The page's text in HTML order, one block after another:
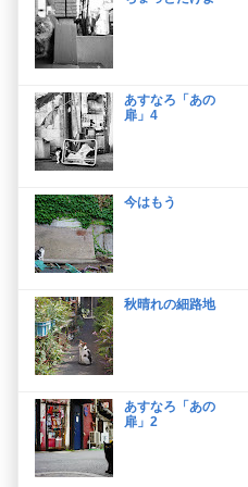
あすなろ「あの
扉」4
今はもう
秋晴れの細路地
あすなろ「あの
扉」2